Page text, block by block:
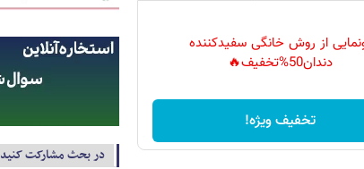
از روش خانگی سفیدکننده
دندان50%تخفیف🔥
تخفیف ویژه!
در بحث مشارکت کنید